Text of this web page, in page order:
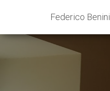
Federico Benini